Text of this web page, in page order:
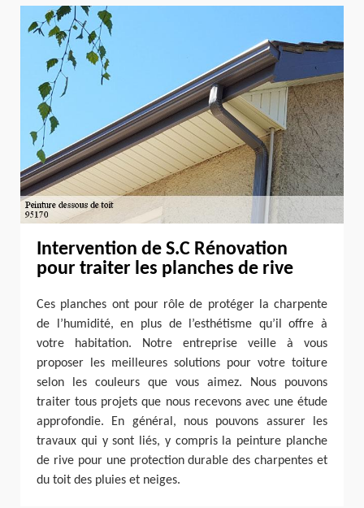
Intervention de S.C Rénovation
pour traiter les planches de rive
Ces planches ont pour rôle de protéger la charpente
de l’humidité, en plus de l’esthétisme qu’il offre à
votre habitation. Notre entreprise veille à vous
proposer les meilleures solutions pour votre toiture
selon les couleurs que vous aimez. Nous pouvons
traiter tous projets que nous recevons avec une étude
approfondie. En général, nous pouvons assurer les
travaux qui y sont liés, y compris la peinture planche
de rive pour une protection durable des charpentes et
du toit des pluies et neiges.